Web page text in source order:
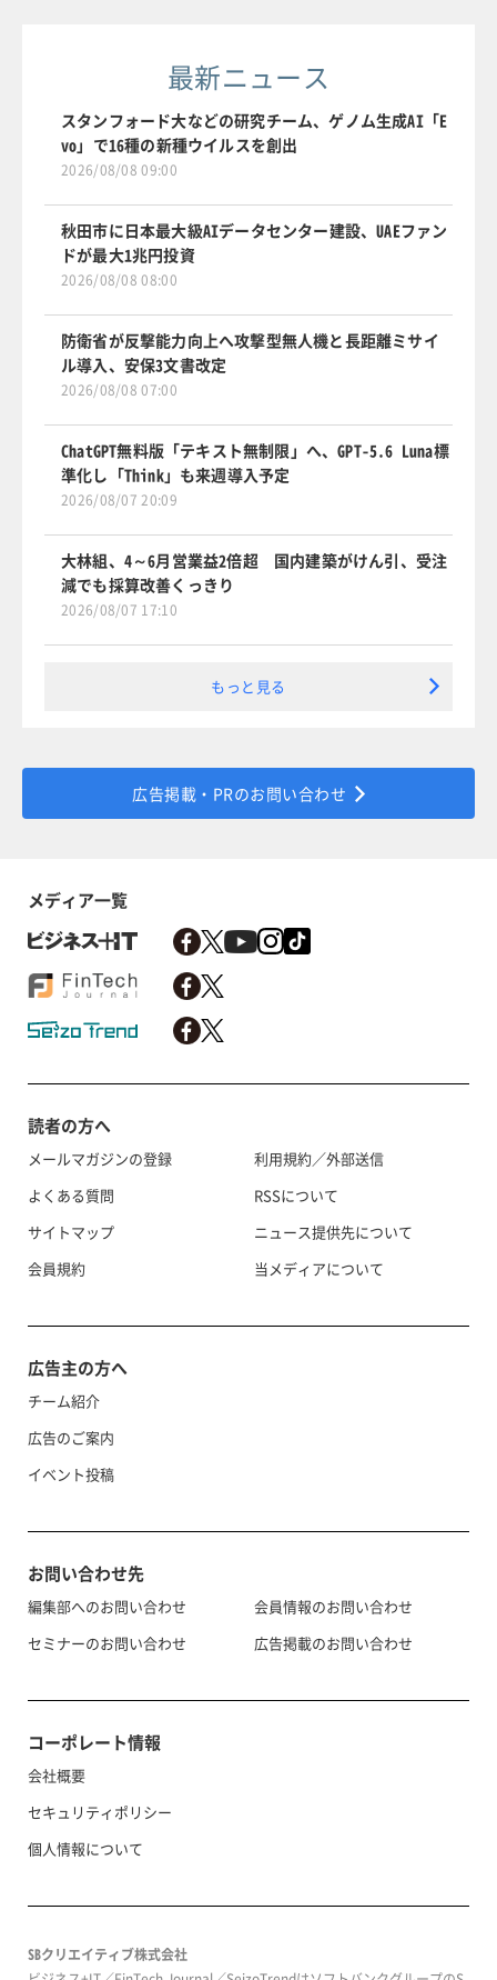
最新ニュース
スタンフォード大などの研究チーム、ゲノム生成AI「E
vo」で16種の新種ウイルスを創出
2026/08/08 09:00
秋田市に日本最大級AIデータセンター建設、UAEファン
ドが最大1兆円投資
2026/08/08 08:00
防衛省が反撃能力向上へ攻撃型無人機と長距離ミサイ
ル導入、安保3文書改定
2026/08/08 07:00
ChatGPT無料版「テキスト無制限」へ、GPT-5.6 Luna標
準化し「Think」も来週導入予定
2026/08/07 20:09
大林組、4～6月営業益2倍超 国内建築がけん引、受注
減でも採算改善くっきり
2026/08/07 17:10
もっと見る
広告掲載・PRのお問い合わせ
メディア一覧
読者の方へ
メールマガジンの登録
よくある質問
サイトマップ
会員規約
利用規約／外部送信
RSSについて
ニュース提供先について
当メディアについて
広告主の方へ
チーム紹介
広告のご案内
イベント投稿
お問い合わせ先
編集部へのお問い合わせ
セミナーのお問い合わせ
会員情報のお問い合わせ
広告掲載のお問い合わせ
コーポレート情報
会社概要
セキュリティポリシー
個人情報について
SBクリエイティブ株式会社